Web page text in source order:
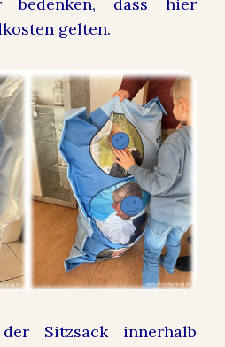
gelten.
Sitzsack innerhalb